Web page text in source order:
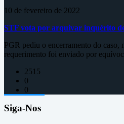
10 de fevereiro de 2022
STF vota por arquivar inquérito
PGR pediu o encerramento do caso,
requerimento foi enviado por
2515
0
0
Siga-Nos